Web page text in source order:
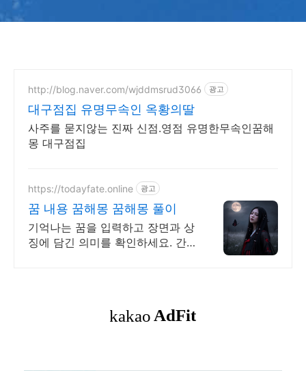
http://blog.naver.com/wjddmsrud3066 광고
대구점집 유명무속인 옥황의딸
사주를 묻지않는 진짜 신점.영점 유명한무속인꿈해
몽 대구점집
https://todayfate.online 광고
꿈 내용 꿈해몽 꿈해몽 풀이
기억나는 꿈을 입력하고 장면과 상
징에 담긴 의미를 확인하세요. 간